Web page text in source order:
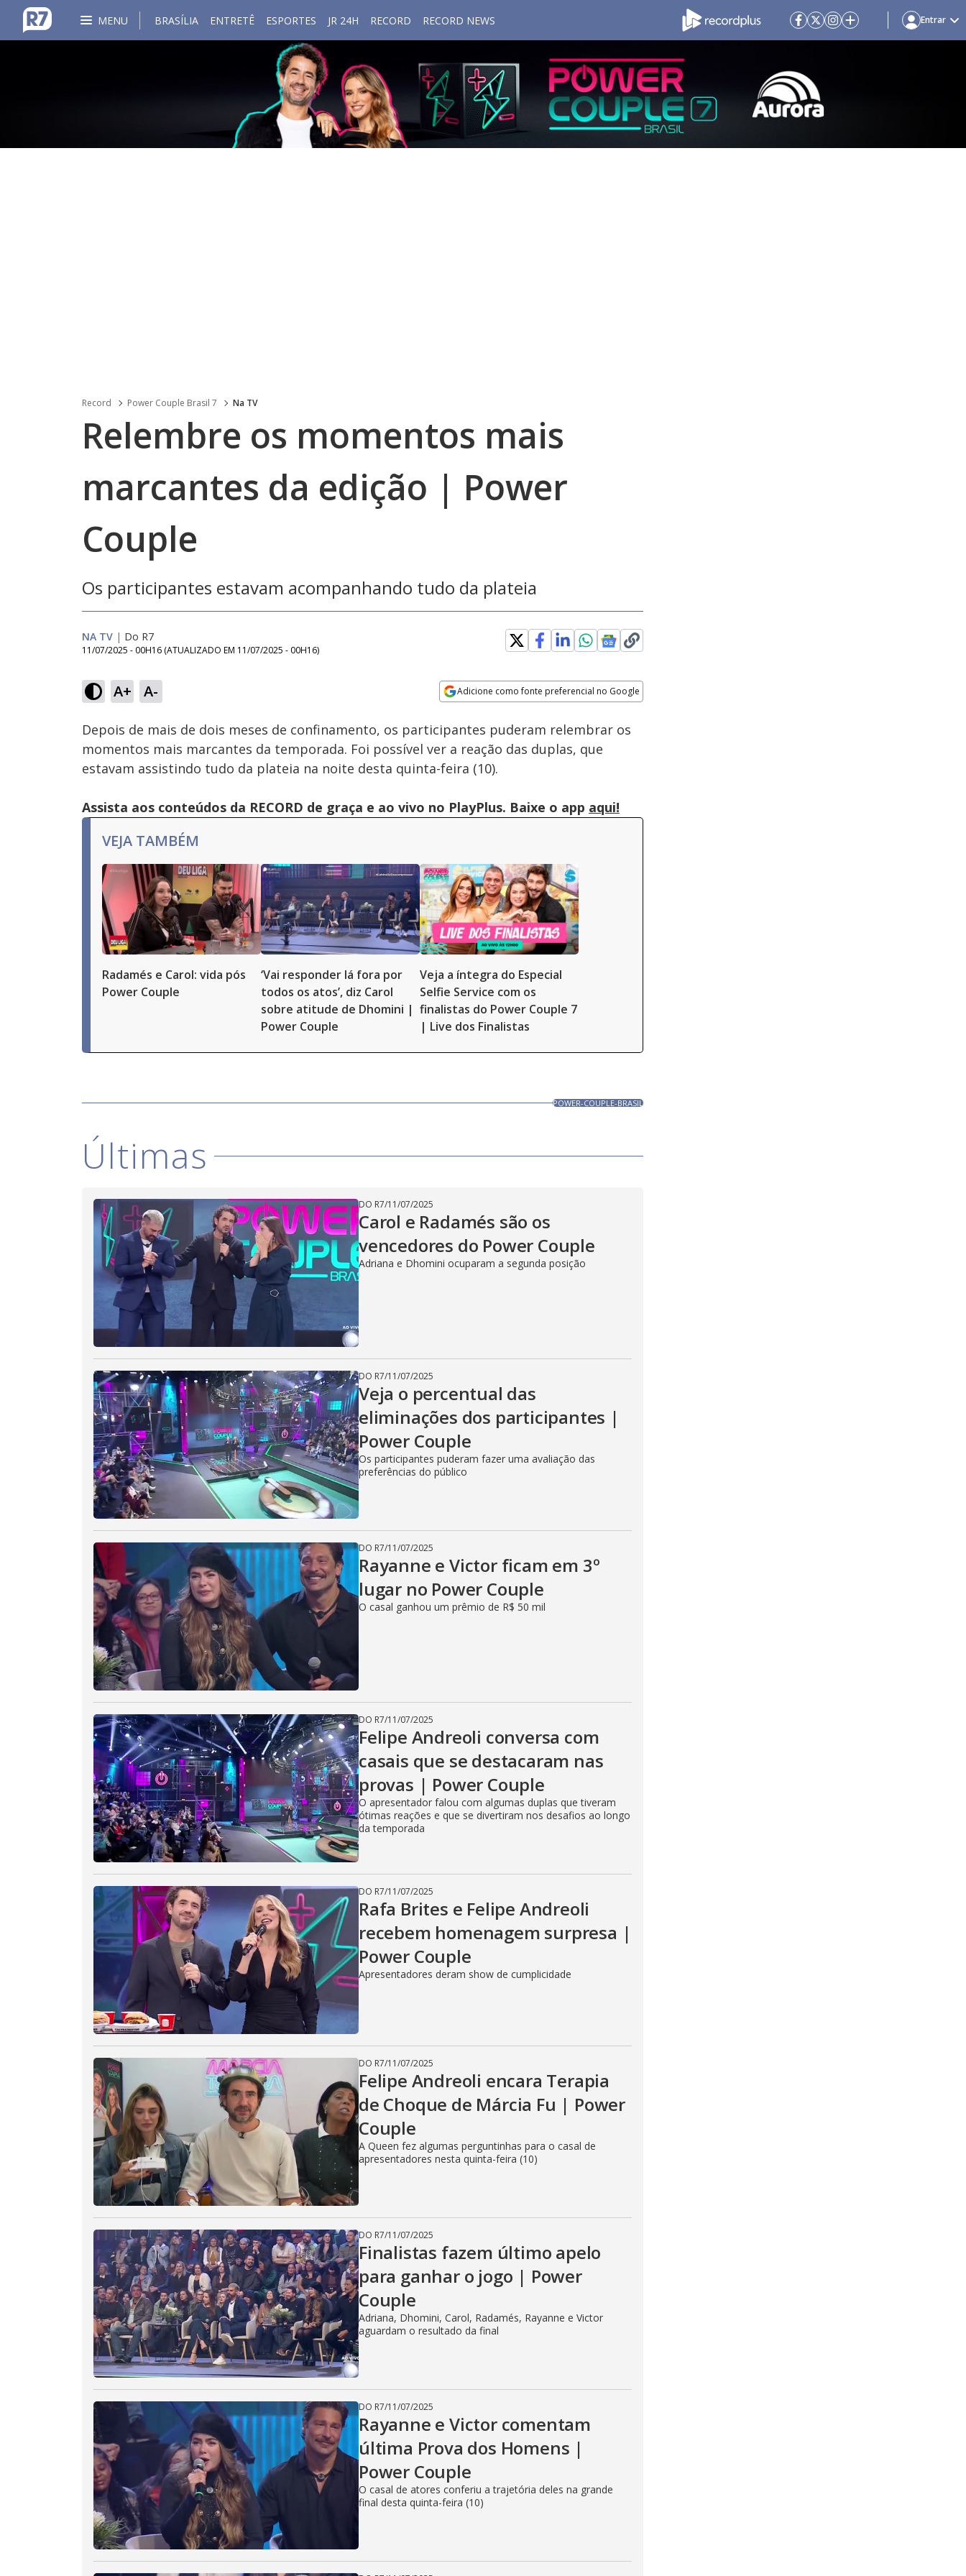
MENU BRASÍLIA ENTRETÊ ESPORTES JR 24H RECORD RECORD NEWS Entrar
Record Power Couple Brasil 7 Na TV
Relembre os momentos mais
marcantes da edição | Power
Couple
Os participantes estavam acompanhando tudo da plateia
NA TV | Do R7
11/07/2025 - 00H16 (ATUALIZADO EM 11/07/2025 - 00H16)
A+ A- Adicione como fonte preferencial no Google
Ativar
Som
9.25%
Velocidade
Depois de mais de dois meses de confinamento, os participantes puderam relembrar os
momentos mais marcantes da temporada. Foi possível ver a reação das duplas, que
estavam assistindo tudo da plateia na noite desta quinta-feira (10).
Assista aos conteúdos da RECORD de graça e ao vivo no PlayPlus. Baixe o app aqui!
VEJA TAMBÉM
Radamés e Carol: vida pós
Power Couple
‘Vai responder lá fora por
todos os atos’, diz Carol
sobre atitude de Dhomini |
Power Couple
Veja a íntegra do Especial
Selfie Service com os
finalistas do Power Couple 7
| Live dos Finalistas
POWER-COUPLE-BRASIL
Últimas
DO R7/11/07/2025
Carol e Radamés são os
vencedores do Power Couple
Adriana e Dhomini ocuparam a segunda posição
DO R7/11/07/2025
Veja o percentual das
eliminações dos participantes |
Power Couple
Os participantes puderam fazer uma avaliação das
preferências do público
DO R7/11/07/2025
Rayanne e Victor ficam em 3º
lugar no Power Couple
O casal ganhou um prêmio de R$ 50 mil
DO R7/11/07/2025
Felipe Andreoli conversa com
casais que se destacaram nas
provas | Power Couple
O apresentador falou com algumas duplas que tiveram
ótimas reações e que se divertiram nos desafios ao longo
da temporada
DO R7/11/07/2025
Rafa Brites e Felipe Andreoli
recebem homenagem surpresa |
Power Couple
Apresentadores deram show de cumplicidade
DO R7/11/07/2025
Felipe Andreoli encara Terapia
de Choque de Márcia Fu | Power
Couple
A Queen fez algumas perguntinhas para o casal de
apresentadores nesta quinta-feira (10)
DO R7/11/07/2025
Finalistas fazem último apelo
para ganhar o jogo | Power
Couple
Adriana, Dhomini, Carol, Radamés, Rayanne e Victor
aguardam o resultado da final
DO R7/11/07/2025
Rayanne e Victor comentam
última Prova dos Homens |
Power Couple
O casal de atores conferiu a trajetória deles na grande
final desta quinta-feira (10)